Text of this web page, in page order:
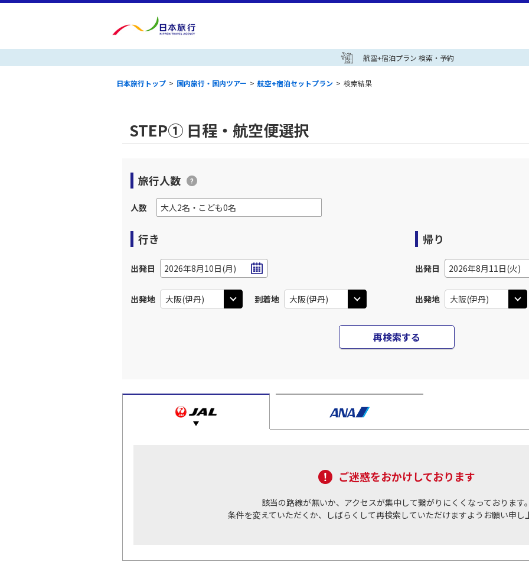
航空+宿泊プラン 検索・予約
日本旅行トップ > 国内旅行・国内ツアー > 航空+宿泊セットプラン > 検索結果
STEP① 日程・航空便選択
旅行人数
人数
行き
出発日 2026年8月10日(月)
出発地 到着地
帰り
出発日 2026年8月11日(火)
出発地
再検索する
ご迷惑をおかけしております
該当の路線が無いか、アクセスが集中して繋がりにくくなっております
条件を変えていただくか、しばらくして再検索していただけますようお願い申し